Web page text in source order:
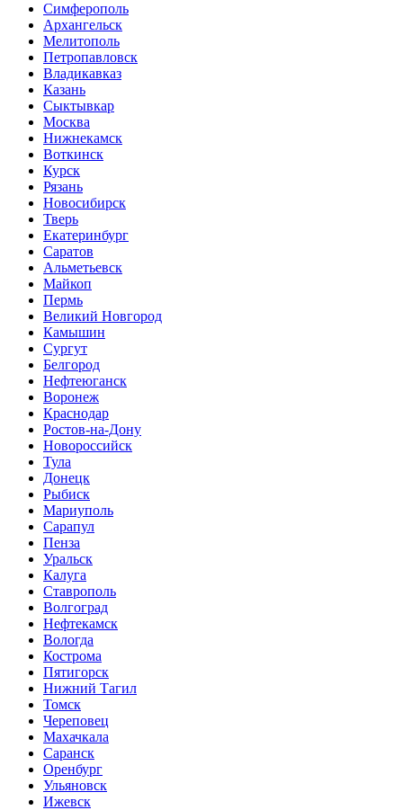
Симферополь
Архангельск
Мелитополь
Петропавловск
Владикавказ
Казань
Сыктывкар
Москва
Нижнекамск
Воткинск
Курск
Рязань
Новосибирск
Тверь
Екатеринбург
Саратов
Альметьевск
Майкоп
Пермь
Великий Новгород
Камышин
Сургут
Белгород
Нефтеюганск
Воронеж
Краснодар
Ростов-на-Дону
Новороссийск
Тула
Донецк
Рыбиск
Мариуполь
Сарапул
Пенза
Уральск
Калуга
Ставрополь
Волгоград
Нефтекамск
Вологда
Кострома
Пятигорск
Нижний Тагил
Томск
Череповец
Махачкала
Саранск
Оренбург
Ульяновск
Ижевск